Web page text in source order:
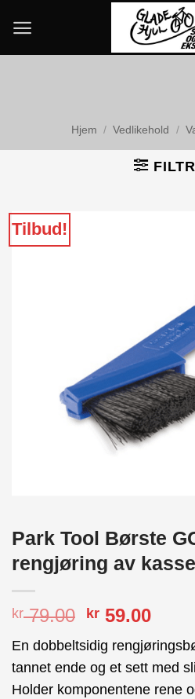
content
Hjem / Vedlikehold /
Tilbud!
Park Tool Børste
rengjøring av
kr79.00 Opprinnelig
var:
kr 79.00.
kr 59.00
er:
kr
En dobbeltsidig
tannet ende og et sett med
Holder komponentene rene